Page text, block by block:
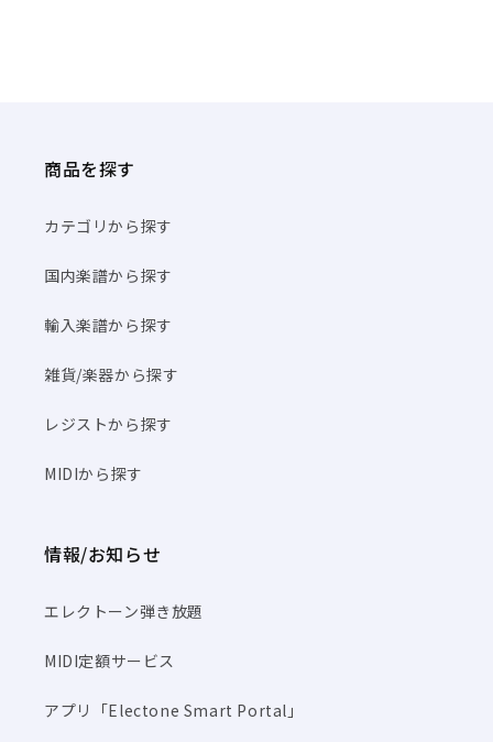
商品を探す
カテゴリから探す
国内楽譜から探す
輸入楽譜から探す
雑貨/楽器から探す
レジストから探す
MIDIから探す
情報/お知らせ
エレクトーン弾き放題
MIDI定額サービス
アプリ「Electone Smart Portal」